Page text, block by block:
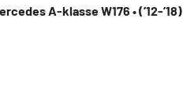
A-klasse W176 • (’12-’18)